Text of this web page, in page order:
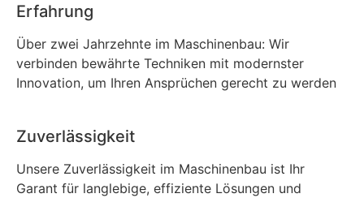
Erfahrung
Über zwei Jahrzehnte im Maschinenbau: Wir
verbinden bewährte Techniken mit modernster
Innovation, um Ihren Ansprüchen gerecht zu werden
Zuverlässigkeit
Unsere Zuverlässigkeit im Maschinenbau ist Ihr
Garant für langlebige, effiziente Lösungen und